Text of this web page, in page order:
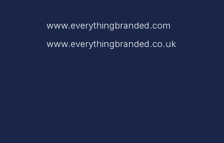
www.everythingbranded.com
www.everythingbranded.co.uk